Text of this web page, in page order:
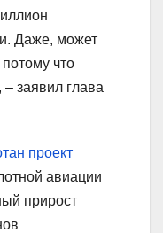
Даже, может
что
заявил глава
проект
авиации
прирост